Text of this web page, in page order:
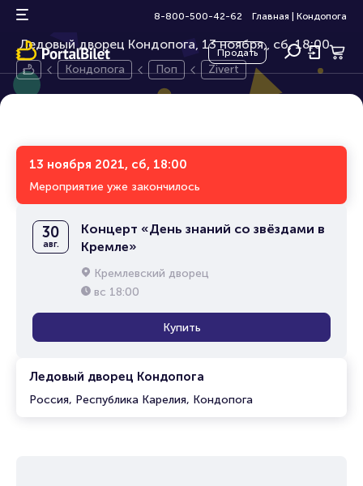
8-800-500-42-62 Главная Кондопога
Продать
Zivert
Ледовый дворец Кондопога, 13 ноября, сб, 18:00
Кондопога Поп Zivert
13 ноября 2021, сб, 18:00
Мероприятие уже закончилось
Ледовый дворец Кондопога
Россия, Республика Карелия, Кондопога
30
авг.
Концерт «День знаний со звёздами в
Кремле»
Кремлевский дворец
вс 18:00
Купить